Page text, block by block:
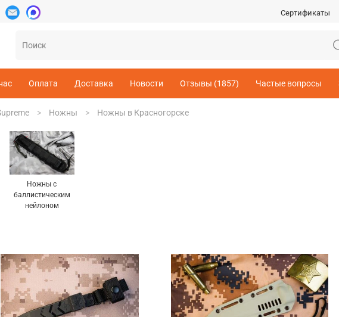
Сертификаты
Оплата Доставка Новости Отзывы (1857) Частые вопросы
Ножны Ножны в Красногорске
Ножны с
баллистическим
нейлоном